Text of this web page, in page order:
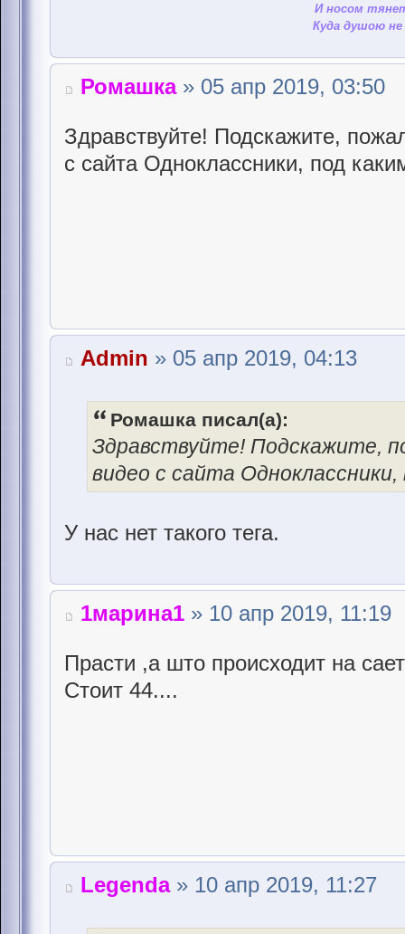
И носом
Куда душою
Ромашка» 05 апр 2019, 03:50
Здравствуйте! Подскажите,
с сайта Одноклассники, под
Admin » 05 апр 2019, 04:13
Ромашка писал(а):
Здравствуйте! Подскажите,
видео с сайта
У нас нет такого тега.
1марина1 » 10 апр 2019, 11:19
Прасти ,а што происходит на
Стоит 44....
Legenda» 10 апр 2019, 11:27